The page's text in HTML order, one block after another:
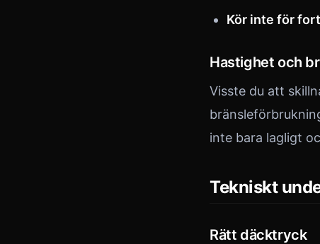
Kör inte för fort
Hastighet och
Visste du att
inte bara lagligt
Tekniskt
Rätt däcktryck